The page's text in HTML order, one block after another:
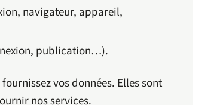
navigateur, appareil,
publication…).
vos données. Elles sont
nos services.